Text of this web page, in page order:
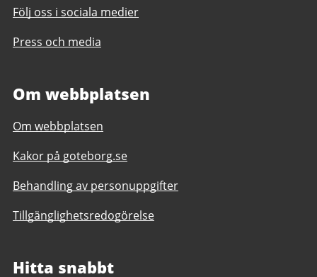
Följ oss i sociala medier
Press och media
Om webbplatsen
Om webbplatsen
Kakor på goteborg.se
Behandling av personuppgifter
Tillgänglighetsredogörelse
Hitta snabbt